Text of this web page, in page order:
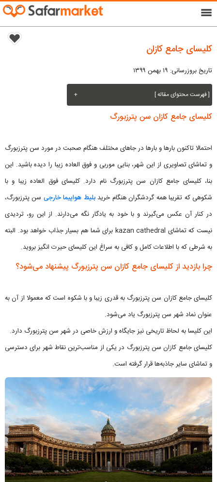
menu
کلیسای جامع کازان
تاریخ بروزرسانی: ۱۹ بهمن ۱۳۹۹
[ فهرست محتوای مقاله ] +
کلیسای جامع کازان سن پترزبورگ
احتمالا تاکنون بارها و بارها در جاهای مختلف هنگام صحبت در مورد سن پترزبورگ
و تماشای تصاویری از این شهر، بنایی موربی و فوق العاده زیبا را دیده باشید. این
بنا، کلیسای جامع کازان سن پترزبورگ نام دارد. کلیسای فوق العاده زیبا و با
شکوهی که تقریبا همه گردشگران هنگام خریدبلیط هواپیما خارجی سن پترزبورگ،
در کنار آن عکس می‌گیرند و با خود به یادگار نگه می‌دارند. از این رو، تردیدی
نیست که تماشای kazan cathedral برای شما هم بسیار جذاب خواهد بود. البته
به شرطی که با اطلاعات کامل و کافی به سراغ این کلیسای حیرت انگیز بروید.
چرا بازدید از کلیسای جامع کازان سن پترزبورگ پیشنهاد می‌شود؟
کلیسای جامع کازان سن پترزبورگ به قدری زیبا و با شکوه است که معمولا از آن به
عنوان نماد شهر سن پترزبورگ یاد می‌شود.
این کلیسا به لحاظ تاریخی نیز جایگاه و ارزش خاصی در شهر سن پترزبورگ دارد.
کلیسای جامع کازان سن پترزبورگ در یکی از مناسب‌ترین نقاط شهر برای دسترسی
و تماشای سایر جاذبه‌ها قرار گرفته است.